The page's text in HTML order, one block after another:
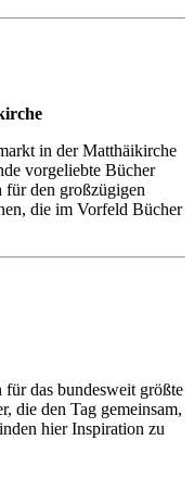
in der Matthäikirche
vorgeliebte Bücher
für den großzügigen
die im Vorfeld Bücher
das bundesweit größte
die den Tag gemeinsam,
hier Inspiration zu